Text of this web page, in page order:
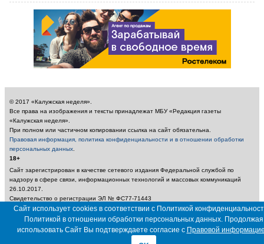
© 2017 «Калужская неделя».
Все права на изображения и тексты принадлежат МБУ «Редакция газеты
«Калужская неделя».
При полном или частичном копировании ссылка на сайт обязательна.
Правовая информация, политика конфиденциальности и в отношении обработки
персональных данных
18+
Сайт зарегистрирован в качестве сетевого издания Федеральной службой по
надзору в сфере связи, информационных технологий и массовых коммуникаций
26.10.2017.
Свидетельство о регистрации ЭЛ № ФС77-71443
Учредитель: Муниципальное бюджетное учреждение «Редакция газеты «Калужская
неделя»
Главный редактор: Амбарцумян А. Ю. / Электронный адрес редакции:
nedelya_kaluga@adm.kaluga.ru / Телефон редакции: 400-424
Сайт использует cookies в соответствии с Политикой
Политикой в отношении обработки персональных данных. Продолжая
использовать Сайт Вы подтверждаете согласие с Правовой